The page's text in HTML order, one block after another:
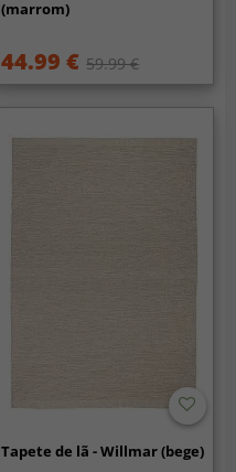
(marrom)
44.99 € 59.99 €
Tapete de lã - Willmar (bege)